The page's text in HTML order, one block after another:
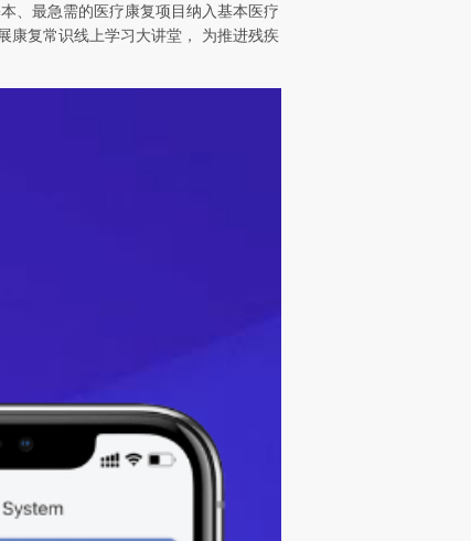
、最急需的医疗康复项目纳入基本医疗
康复常识线上学习大讲堂， 为推进残疾